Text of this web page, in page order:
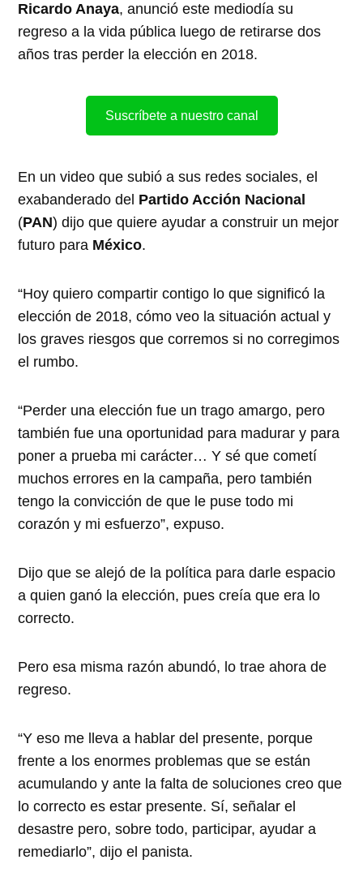
Ricardo Anaya, anunció este mediodía su
regreso a la vida pública luego de retirarse dos
años tras perder la elección en 2018.
Suscríbete a nuestro canal
En un video que subió a sus redes sociales, el
exabanderado del Partido Acción Nacional
(PAN) dijo que quiere ayudar a construir un mejor
futuro para México.
“Hoy quiero compartir contigo lo que significó la
elección de 2018, cómo veo la situación actual y
los graves riesgos que corremos si no corregimos
el rumbo.
“Perder una elección fue un trago amargo, pero
también fue una oportunidad para madurar y para
poner a prueba mi carácter… Y sé que cometí
muchos errores en la campaña, pero también
tengo la convicción de que le puse todo mi
corazón y mi esfuerzo”, expuso.
Dijo que se alejó de la política para darle espacio
a quien ganó la elección, pues creía que era lo
correcto.
Pero esa misma razón abundó, lo trae ahora de
regreso.
“Y eso me lleva a hablar del presente, porque
frente a los enormes problemas que se están
acumulando y ante la falta de soluciones creo que
lo correcto es estar presente. Sí, señalar el
desastre pero, sobre todo, participar, ayudar a
remediarlo”, dijo el panista.